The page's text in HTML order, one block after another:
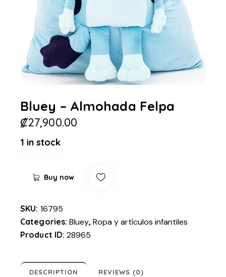
Bluey – Almohada Felpa
₡27,900.00
1 in stock
Buy now
SKU: 16795
Categories:Bluey,Ropa y artículos infantiles
Product ID:28965
DESCRIPTION REVIEWS (0)